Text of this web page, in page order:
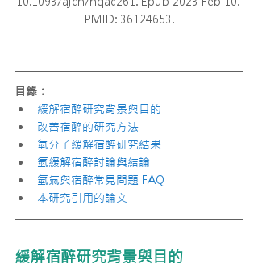
PMID: 36124653.
目錄：
緩解宿醉研究背景與目的
改善宿醉的研究方法
氫分子緩解宿醉研究結果
氫緩解宿醉討論與結論
氫氣與宿醉常見問題 FAQ
本研究引用的論文
緩解宿醉研究背景與目的